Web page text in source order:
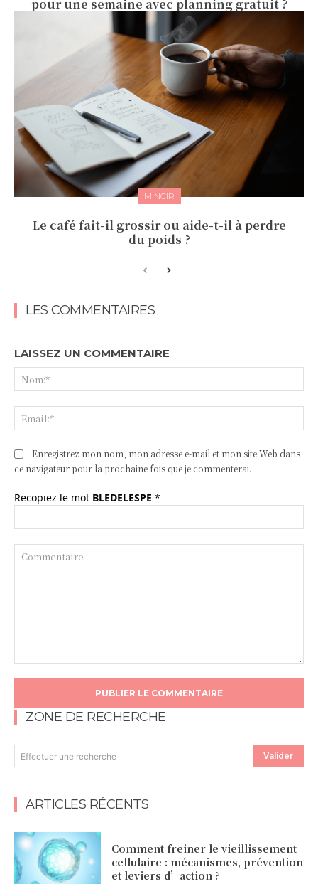
pour une semaine avec planning gratuit ?
MINCIR
Le café fait-il grossir ou aide-t-il à perdre
du poids ?
LES COMMENTAIRES
LAISSEZ UN COMMENTAIRE
Enregistrez mon nom, mon adresse e-mail et mon site Web dans
ce navigateur pour la prochaine fois que je commenterai.
Recopiez le mot BLEDELESPE *
ZONE DE RECHERCHE
Effectuer une recherche Valider
ARTICLES RÉCENTS
Comment freiner le vieillissement
cellulaire : mécanismes, prévention
et leviers d’action ?